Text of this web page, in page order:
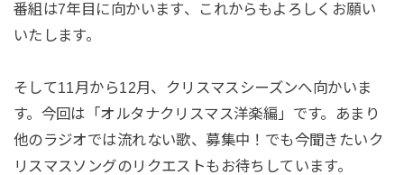
番組は7年目に向かいます、これからもよろしくお願い
いたします。
そして11月から12月、クリスマスシーズンへ向かいま
す。今回は「オルタナクリスマス洋楽編」です。あまり
他のラジオでは流れない歌、募集中！でも今聞きたいク
リスマスソングのリクエストもお待ちしています。